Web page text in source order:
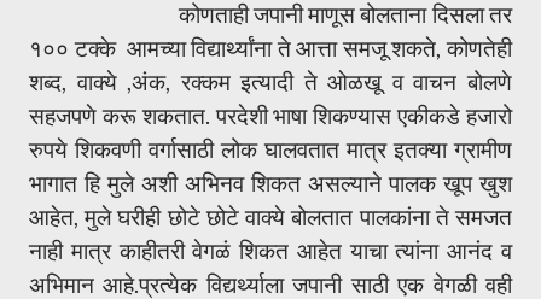
कोणताही जपानी माणूस बोलताना दिसला तर
१०० टक्के आमच्या विद्यार्थ्यांना ते आत्ता समजू शकते, कोणतेही
शब्द, वाक्ये ,अंक, रक्कम इत्यादी ते ओळखू व वाचन बोलणे
सहजपणे करू शकतात. परदेशी भाषा शिकण्यास एकीकडे हजारो
रुपये शिकवणी वर्गासाठी लोक घालवतात मात्र इतक्या ग्रामीण
भागात हि मुले अशी अभिनव शिकत असल्याने पालक खूप खुश
आहेत, मुले घरीही छोटे छोटे वाक्ये बोलतात पालकांना ते समजत
नाही मात्र काहीतरी वेगळं शिकत आहेत याचा त्यांना आनंद व
अभिमान आहे.प्रत्येक विद्यर्थ्याला जपानी साठी एक वेगळी वही